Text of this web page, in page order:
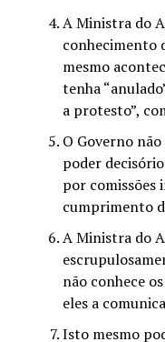
A Ministra do
conhecimento
mesmo
tenha
a protesto”,
O Governo
poder
por comissões
cumprimento
A Ministra do
não conhece
eles a
Isto mesmo